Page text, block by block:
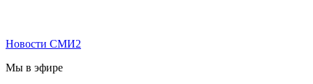
Новости СМИ2
Мы в эфире